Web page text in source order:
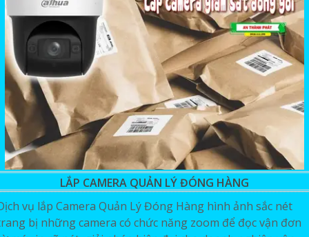
LẮP CAMERA QUẢN LÝ ĐÓNG HÀNG
vụ lắp Camera Quản Lý Đóng Hàng hình ảnh sắc nét
bị những camera có chức năng zoom để đọc vận đơn